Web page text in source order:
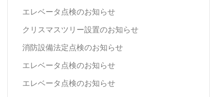
エレベータ点検のお知らせ
クリスマスツリー設置のお知らせ
消防設備法定点検のお知らせ
エレベータ点検のお知らせ
エレベータ点検のお知らせ